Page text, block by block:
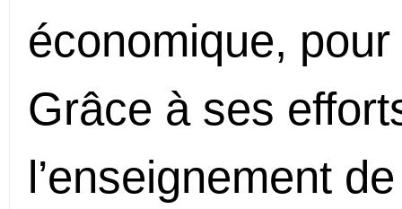
économique, pour
Grâce à ses
l’enseignement